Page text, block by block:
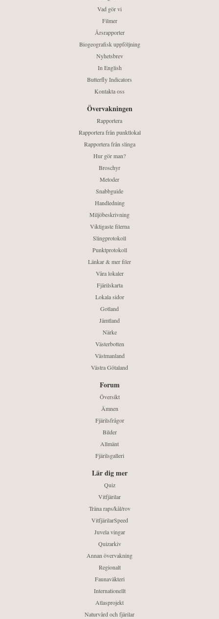
Vad gör vi
Filmer
Årsrapporter
Biogeografisk uppföljning
Nyhetsbrev
In English
Butterfly Indicators
Kontakta oss
Övervakningen
Rapportera
Rapportera från punktlokal
Rapportera från slinga
Hur gör man?
Broschyr
Metoder
Snabbguide
Handledning
Miljöbeskrivning
Viktigaste filerna
Slingprotokoll
Punktprotokoll
Länkar & mer filer
Våra lokaler
Fjärilskarta
Lokala sidor
Gotland
Jämtland
Närke
Västerbotten
Västmanland
Västra Götaland
Forum
Översikt
Ämnen
Fjärilsfrågor
Bilder
Allmänt
Fjärilsgalleri
Lär dig mer
Quiz
Vitfjärilar
Träna raps/kål/rov
VitfjärilarSpeed
Juvela vingar
Quizarkiv
Annan övervakning
Regionalt
Faunaväkteri
Internationellt
Atlasprojekt
Naturvård och fjärilar